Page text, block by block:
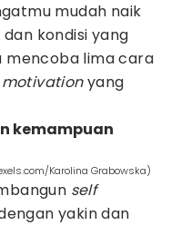
mudah naik
kondisi yang
mencoba lima cara
motivationyang
kemampuan
Karolina Grabowska)
self
yakin dan